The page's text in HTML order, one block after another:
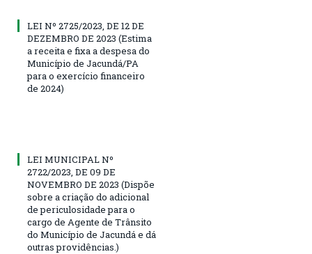
LEI Nº 2725/2023, DE 12 DE
DEZEMBRO DE 2023 (Estima
a receita e fixa a despesa do
Município de Jacundá/PA
para o exercício financeiro
de 2024)
LEI MUNICIPAL Nº
2722/2023, DE 09 DE
NOVEMBRO DE 2023 (Dispõe
sobre a criação do adicional
de periculosidade para o
cargo de Agente de Trânsito
do Município de Jacundá e dá
outras providências.)